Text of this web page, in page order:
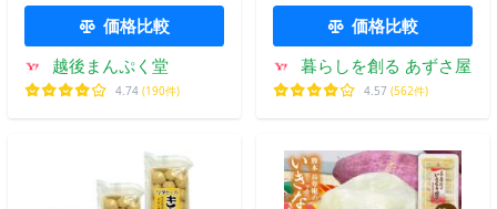
価格比較
越後まんぷく堂
4.74 (190件)
価格比較
暮らしを創る あずさ屋
4.57 (562件)